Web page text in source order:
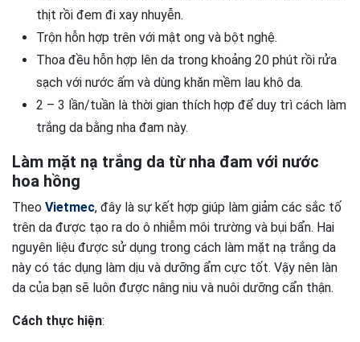
thịt rồi đem đi xay nhuyễn.
Trộn hỗn hợp trên với mật ong và bột nghệ.
Thoa đều hỗn hợp lên da trong khoảng 20 phút rồi rửa
sạch với nước ấm và dùng khăn mềm lau khô da.
2 – 3 lần/tuần là thời gian thích hợp để duy trì cách làm
trắng da bằng nha đam này.
Làm mặt nạ trắng da từ nha đam với nước
hoa hồng
Theo Vietmec, đây là sự kết hợp giúp làm giảm các sắc tố
trên da được tạo ra do ô nhiễm môi trường và bụi bẩn. Hai
nguyên liệu được sử dụng trong cách làm mặt nạ trắng da
này có tác dụng làm dịu và dưỡng ẩm cực tốt. Vậy nên làn
da của bạn sẽ luôn được nâng niu và nuôi dưỡng cẩn thận.
Cách thực hiện: